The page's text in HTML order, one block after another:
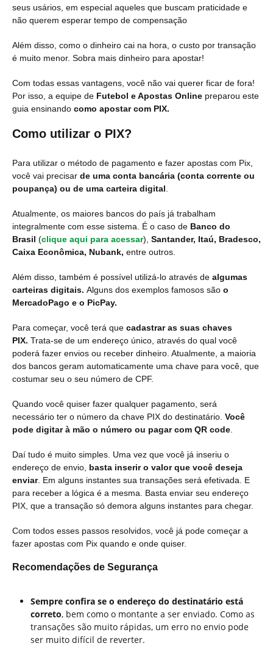
seus usários, em especial aqueles que buscam praticidade e
não querem esperar tempo de compensação
Além disso, como o dinheiro cai na hora, o custo por transação
é muito menor. Sobra mais dinheiro para apostar!
Com todas essas vantagens, você não vai querer ficar de fora!
Por isso, a equipe de Futebol e Apostas Online preparou este
guia ensinando como apostar com PIX.
Como utilizar o PIX?
Para utilizar o método de pagamento e fazer apostas com Pix,
você vai precisar de uma conta bancária (conta corrente ou
poupança) ou de uma carteira digital
Atualmente, os maiores bancos do país já trabalham
integralmente com esse sistema. É o caso de Banco do
Brasil (clique aqui para acessar), Santander, Itaú, Bradesco,
Caixa Econômica, Nubank, entre outros.
Além disso, também é possível utilizá-lo através de algumas
carteiras digitais. Alguns dos exemplos famosos são o
MercadoPago e o PicPay.
Para começar, você terá que cadastrar as suas chaves
PIX. Trata-se de um endereço único, através do qual você
poderá fazer envios ou receber dinheiro. Atualmente, a maioria
dos bancos geram automaticamente uma chave para você, que
costumar seu o seu número de CPF.
Quando você quiser fazer qualquer pagamento, será
necessário ter o número da chave PIX do destinatário. Você
pode digitar à mão o número ou pagar com QR code
Daí tudo é muito simples. Uma vez que você já inseriu o
endereço de envio, basta inserir o valor que você deseja
enviar. Em alguns instantes sua transações será efetivada. E
para receber a lógica é a mesma. Basta enviar seu endereço
PIX, que a transação só demora alguns instantes para chegar.
Com todos esses passos resolvidos, você já pode começar a
fazer apostas com Pix quando e onde quiser.
Recomendações de Segurança
Sempre confira se o endereço do destinatário está
correto, bem como o montante a ser enviado. Como as
transações são muito rápidas, um erro no envio pode
ser muito difícil de reverter.